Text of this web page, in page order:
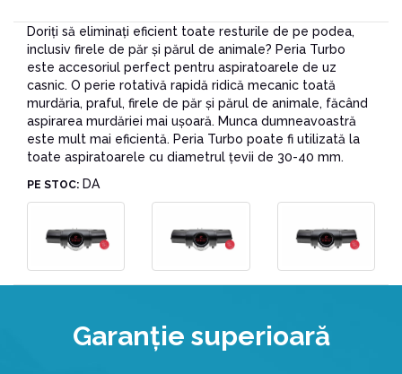
Doriți să eliminați eficient toate resturile de pe podea,
inclusiv firele de păr și părul de animale? Peria Turbo
este accesoriul perfect pentru aspiratoarele de uz
casnic. O perie rotativă rapidă ridică mecanic toată
murdăria, praful, firele de păr și părul de animale, făcând
aspirarea murdăriei mai ușoară. Munca dumneavoastră
este mult mai eficientă. Peria Turbo poate fi utilizată la
toate aspiratoarele cu diametrul țevii de 30-40 mm.
PE STOC: DA
Garanţie superioară